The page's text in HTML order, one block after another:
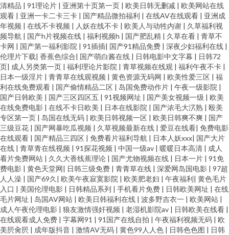
清精品 | 91理论片 | 亚洲第十页第一页 | 欧美日韩无删减 | 欧美网站在线
观看 | 亚洲一卡二卡三卡 | 国产精品微拍福利 | 在线AV在线观看 | 亚洲成
年视频 | 在线不卡视频 | 人妖在线不卡 | 欧美人与动牲内谢 | 久草福利视
频导航 | 国产h片视频在线 | 福利视频h | 国产肥乱精 | 久草在看 | 青草不
卡网 | 国产第一福利影院 | 91插插| 国产91精品免费 | 深夜少妇福利在线 |
伦理片下载| 香蕉色综合| 国产萌白酱在线 | 日韩电影中文字幕 | 日韩72
页| 成人另类第一页 | 福利理论片影院 | 青草视频在线观 | 福利午夜不卡 |
日本一级淫片 | 青青草在线观视频 | 黄色资源无码网 | 欧美性爱三区 | 福
利在线免费观看 | 国产偷情精品二区 | 岛国免费动作片 | 午夜一级影院 |
国产日韩欧美 | 国产三区四区五 | 91视频网址 | 国产美女视频一级 | 欧美
在线免费电影 | 在线不卡日欧美 | 日本在线影院 | 国产浓毛大泬熟 | 殴美
专区第一页 | 岛国在线无码 | 欧美日韩视频一区 | 欧美日韩爽不爽 | 国产
三级豆花 | 国产网暴吃瓜视频 | 久草视频最新在线 | 爱豆在线看| 免费电影
在线观看 | 国产精品三四区 | 免费看片福利导航 | 日本人妖xxx| 国产大片
在线 | 青草青在线视频 | 91探花视频 | 中国一级av | 暖暖日本高清 | 成人
看片免费网站 | 久久大香线蕉理论 | 国产尤物视频在线 | 日本一片 | 91免
费电影 | 黄色天堂网| 日韩三级免费 | 青青草在线 | 深爱网岛国电影 | 97超
人人澡 | 国产69久 | 欧美午夜寂寞影院 | 欧美肥老妇 | 午夜福利| 黄色毛片
入口 | 美国伦理电影 | 日韩精品系列 | 手机看片免费 | 日韩欧美网址 | 在线
毛片网址 | 岛国AV网站 | 欧美日韩福利在线 | 波多野吉衣一 | 欧美网站 |
成人午夜伦理电影 | 狼友激情强奸视频 | 老湿机影院av | 日韩欧美在线看 |
在线观看成人免费 | 字幕网91 | 91国产在线自拍 | 午夜福利视频无码 | 欧
美屄肏屄 | 成年版抖音 | 激情AV无码 | 黄色99人人色 | 日韩色色图 | 日韩